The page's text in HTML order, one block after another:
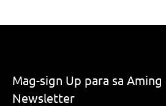
Mag-sign Up para sa Aming
Newsletter